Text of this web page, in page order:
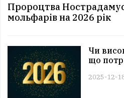
Пророцтва
мольфарів на 2026 рік
Чи
що
2025-12-